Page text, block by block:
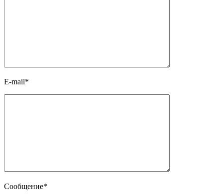
E-mail*
Сообщение*